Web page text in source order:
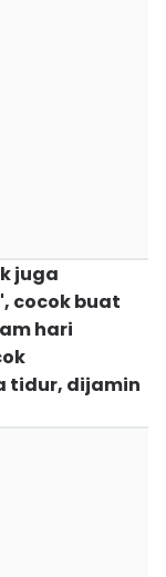
juga
cocok buat
hari
tidur, dijamin